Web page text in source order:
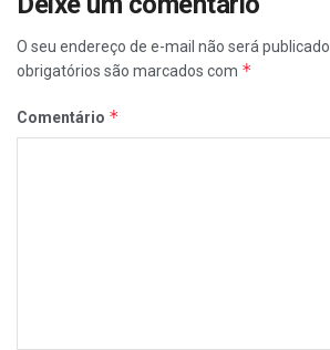
O seu endereço de e-mail não será publicado.
obrigatórios são marcados com *
Comentário *